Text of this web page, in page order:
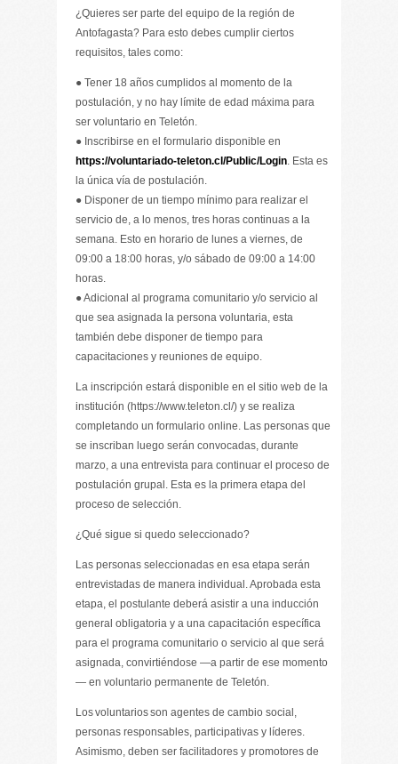
¿Quieres ser parte del equipo de la región de
Antofagasta? Para esto debes cumplir ciertos
requisitos, tales como:
● Tener 18 años cumplidos al momento de la
postulación, y no hay límite de edad máxima para
ser voluntario en Teletón.
● Inscribirse en el formulario disponible en
https://voluntariado-teleton.cl/Public/Login. Esta es
la única vía de postulación.
● Disponer de un tiempo mínimo para realizar el
servicio de, a lo menos, tres horas continuas a la
semana. Esto en horario de lunes a viernes, de
09:00 a 18:00 horas, y/o sábado de 09:00 a 14:00
horas.
● Adicional al programa comunitario y/o servicio al
que sea asignada la persona voluntaria, esta
también debe disponer de tiempo para
capacitaciones y reuniones de equipo.
La inscripción estará disponible en el sitio web de la
institución (https://www.teleton.cl/) y se realiza
completando un formulario online. Las personas que
se inscriban luego serán convocadas, durante
marzo, a una entrevista para continuar el proceso de
postulación grupal. Esta es la primera etapa del
proceso de selección.
¿Qué sigue si quedo seleccionado?
Las personas seleccionadas en esa etapa serán
entrevistadas de manera individual. Aprobada esta
etapa, el postulante deberá asistir a una inducción
general obligatoria y a una capacitación específica
para el programa comunitario o servicio al que será
asignada, convirtiéndose —a partir de ese momento
— en voluntario permanente de Teletón.
Los voluntarios son agentes de cambio social,
personas responsables, participativas y líderes.
Asimismo, deben ser facilitadores y promotores de